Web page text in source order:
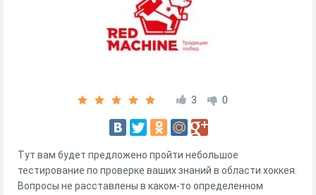
3 0
Тут вам будет предложено пройти небольшое
тестирование по проверке ваших знаний в области хоккея.
Вопросы не расставлены в каком-то определенном